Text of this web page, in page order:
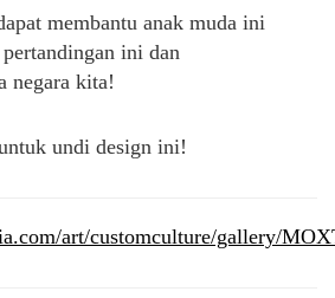
membantu anak muda ini
ini dan
negara kita!
undi design ini!
art/customculture/gallery/